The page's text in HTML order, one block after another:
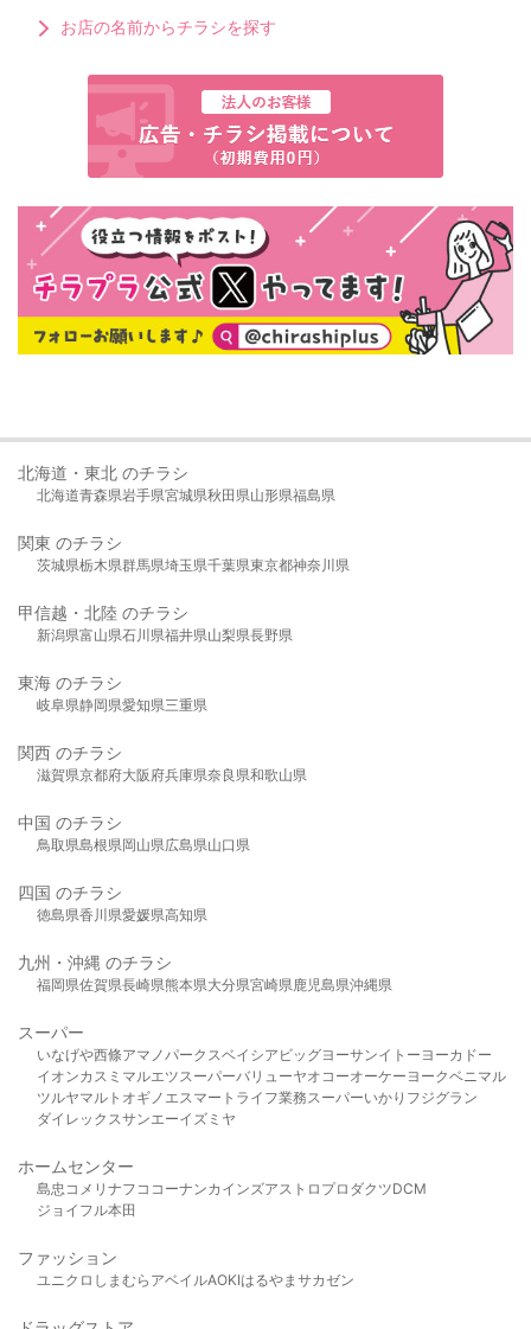
お店の名前からチラシを探す
北海道・東北 のチラシ
北海道青森県岩手県宮城県秋田県山形県福島県
関東 のチラシ
茨城県栃木県群馬県埼玉県千葉県東京都神奈川県
甲信越・北陸 のチラシ
新潟県富山県石川県福井県山梨県長野県
東海 のチラシ
岐阜県静岡県愛知県三重県
関西 のチラシ
滋賀県京都府大阪府兵庫県奈良県和歌山県
中国 のチラシ
鳥取県島根県岡山県広島県山口県
四国 のチラシ
徳島県香川県愛媛県高知県
九州・沖縄 のチラシ
福岡県佐賀県長崎県熊本県大分県宮崎県鹿児島県沖縄県
スーパー
いなげや西條アマノパークスベイシア ビッグヨーサンイトーヨーカドー
イオンカスミ マルエツスーパーバリューヤオコーオーケー ヨークベニマル
ツルヤマルト オギノ エスマート ライフ業務スーパーいかり フジグラン
ダイレックスサンエーイズミヤ
ホームセンター
島忠 コメリ ナフコ コーナンカインズアストロプロダクツDCM
ジョイフル本田
ファッション
ユニクロ しまむら アベイルAOKIはるやま サカゼン